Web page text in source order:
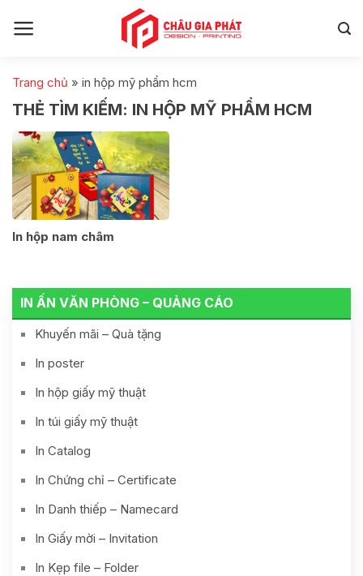
Trang chủ » in hộp mỹ phẩm hcm
IN ẤN VĂN PHÒNG – QUẢNG CÁO
Khuyến mãi – Quà tặng
In poster
In hộp giấy mỹ thuật
In túi giấy mỹ thuật
In Catalog
In Chứng chỉ – Certificate
In Danh thiếp – Namecard
In Giấy mời – Invitation
In Kẹp file – Folder
THẺ TÌM KIẾM: IN HỘP MỸ PHẨM HCM
In hộp nam châm